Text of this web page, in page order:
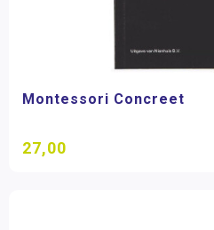
Montessori Concreet
27,00